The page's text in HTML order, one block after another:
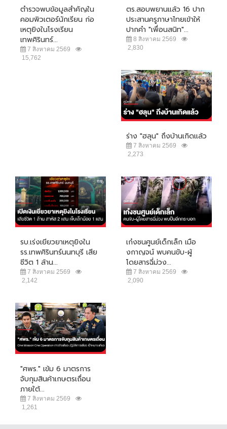
ตำรวจพบข้อมูลสำคัญใน
คอมพิวเตอร์นักเรียน ก่อ
เหตุยิงในโรงเรียน
เทพศิรินทร์...
7 สิงหาคม 2569
15,762
ตร.สอบพยานแล้ว 16 ปาก
ประสานครูภาษาไทยเข้าให้
ปากคำ "เพื่อนสนิท"...
8 สิงหาคม 2569
2,830
ร่าง "ฮลุน" ถึงบ้านเกิดแล้ว
7 สิงหาคม 2569
2,273
รบ.เร่งเยียวยาเหตุยิงใน
รร.เทพศิรินทร์นนทบุรี เสีย
ชีวิต 1 ล้าน...
7 สิงหาคม 2569
2,142
เก๋งชนศูนย์เด็กเล็ก เมือ
งกาญจน์ พบคนขับ-ผู้
โดยสารฉี่ม่วง...
7 สิงหาคม 2569
2,090
"ศพร." เข้ม 6 มาตรการ
จับกุมสินค้าเกษตรเถื่อน
ภายใต้...
7 สิงหาคม 2569
1,261